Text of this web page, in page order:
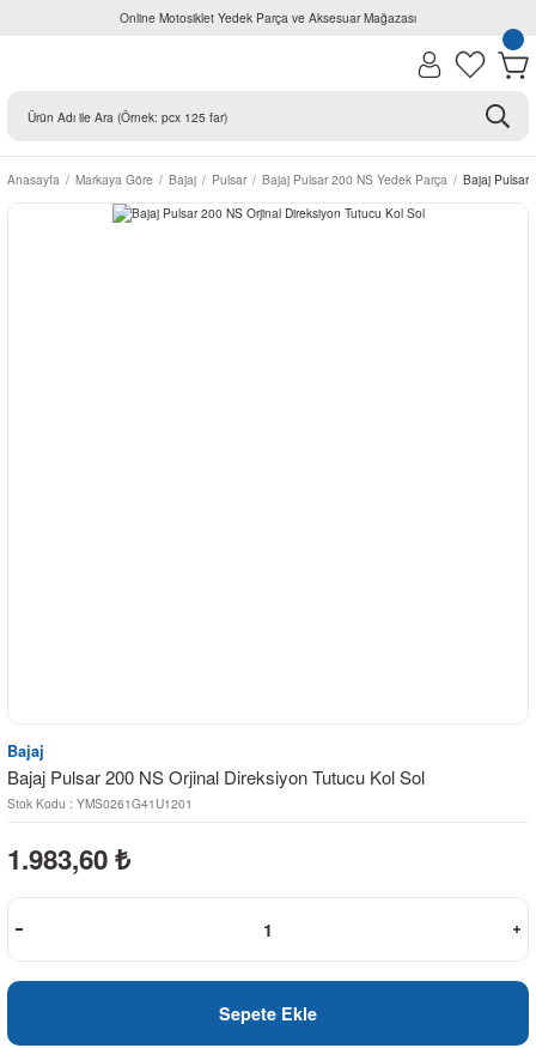
Online Motosiklet Yedek Parça ve Aksesuar Mağazası
Anasayfa Markaya Göre Bajaj Pulsar Bajaj Pulsar 200 NS Yedek Parça Bajaj Pulsar
Bajaj
Bajaj Pulsar 200 NS Orjinal Direksiyon Tutucu Kol Sol
Stok Kodu : YMS0261G41U1201
1.983,60 ₺
Sepete Ekle